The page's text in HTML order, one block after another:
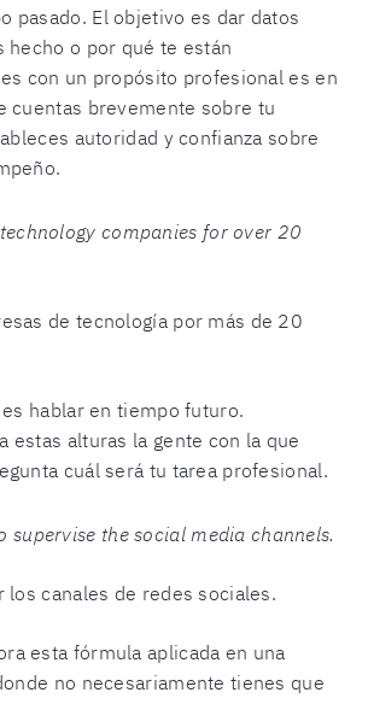
pasado. El objetivo es dar datos
hecho o por qué te están
con un propósito profesional es en
cuentas brevemente sobre tu
autoridad y confianza sobre
companies for over 20
de tecnología por más de 20
hablar en tiempo futuro.
estas alturas la gente con la que
cuál será tu tarea profesional.
supervise the social media channels.
los canales de redes sociales.
esta fórmula aplicada en una
no necesariamente tienes que